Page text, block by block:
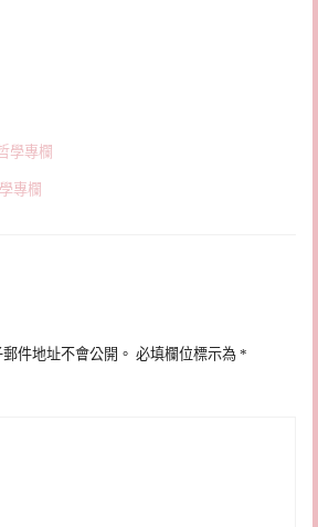
學專欄
專欄
件地址不會公開。 必填欄位標示為 *